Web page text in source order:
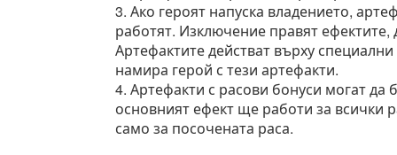
3. Ако героят напуска владението,
работят. Изключение правят
Артефактите действат върху
намира герой с тези артефакти.
4. Артефакти с расови бонуси могат да
основният ефект ще работи за всички
само за посочената раса.